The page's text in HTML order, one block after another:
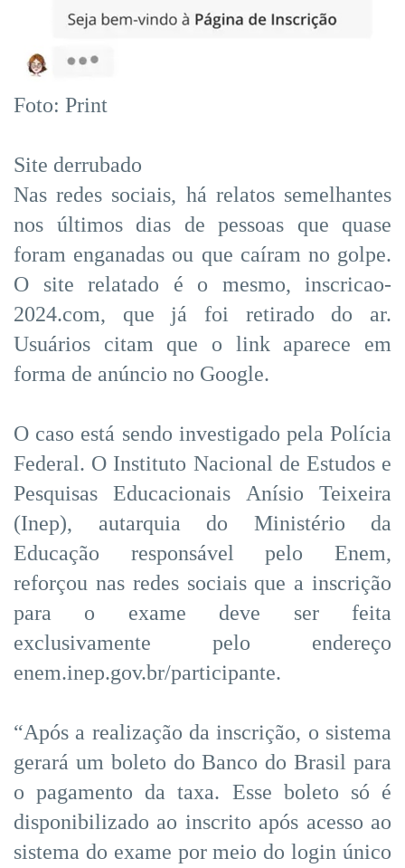
Foto: Print
Site derrubado
Nas redes sociais, há relatos semelhantes
nos últimos dias de pessoas que quase
foram enganadas ou que caíram no golpe.
O site relatado é o mesmo, inscricao-
2024.com, que já foi retirado do ar.
Usuários citam que o link aparece em
forma de anúncio no Google.
O caso está sendo investigado pela Polícia
Federal. O Instituto Nacional de Estudos e
Pesquisas Educacionais Anísio Teixeira
(Inep), autarquia do Ministério da
Educação responsável pelo Enem,
reforçou nas redes sociais que a inscrição
para o exame deve ser feita
exclusivamente pelo endereço
enem.inep.gov.br/participante.
“Após a realização da inscrição, o sistema
gerará um boleto do Banco do Brasil para
o pagamento da taxa. Esse boleto só é
disponibilizado ao inscrito após acesso ao
sistema do exame por meio do login único